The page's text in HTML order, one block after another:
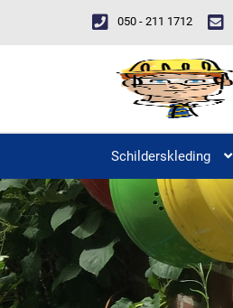
050 - 211 1712
Schilderskleding